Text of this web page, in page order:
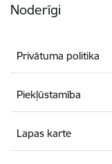
Noderīgi
Privātuma politika
Piekļūstamība
Lapas karte